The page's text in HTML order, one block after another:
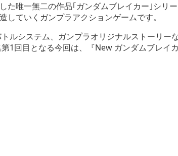
た唯一無二の作品｢ガンダムブレイカー｣シリ
していくガンプラアクションゲームです。
ルシステム、ガンプラオリジナルストーリー
1回目となる今回は、『New ガンダムブレイ